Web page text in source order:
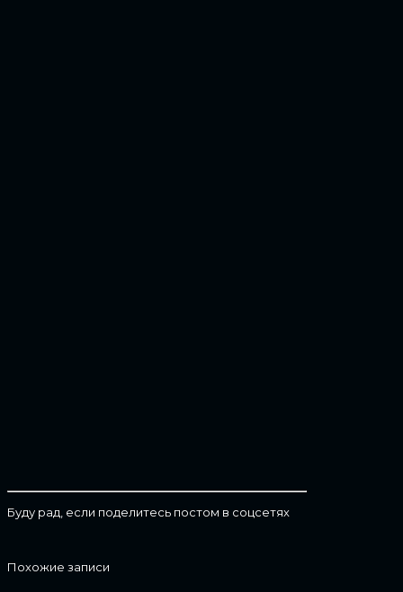
Буду рад, если поделитесь постом в соцсетях
Похожие записи